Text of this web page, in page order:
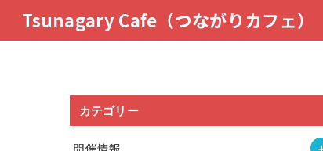
Tsunagary Cafe（つながりカフェ）
カテゴリー